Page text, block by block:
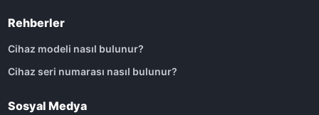
Rehberler
Cihaz modeli nasıl bulunur?
Cihaz seri numarası nasıl bulunur?
Sosyal Medya